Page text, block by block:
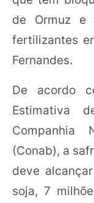
de Ormuz e
fertilizantes
Fernandes.
De acordo
Estimativa
Companhia
(Conab), a
deve
soja, 7